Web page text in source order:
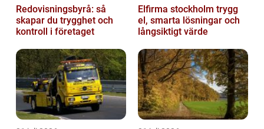
Redovisningsbyrå: så
skapar du trygghet och
kontroll i företaget
Elfirma stockholm trygg
el, smarta lösningar och
långsiktigt värde